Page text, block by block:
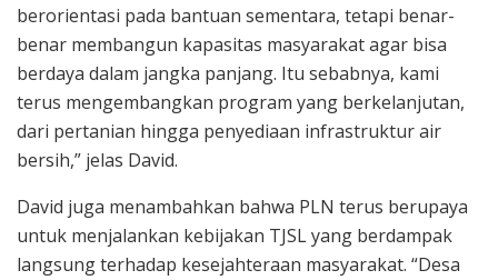
berorientasi pada bantuan sementara, tetapi benar-
benar membangun kapasitas masyarakat agar bisa
berdaya dalam jangka panjang. Itu sebabnya, kami
terus mengembangkan program yang berkelanjutan,
dari pertanian hingga penyediaan infrastruktur air
bersih,” jelas David.
David juga menambahkan bahwa PLN terus berupaya
untuk menjalankan kebijakan TJSL yang berdampak
langsung terhadap kesejahteraan masyarakat. “Desa